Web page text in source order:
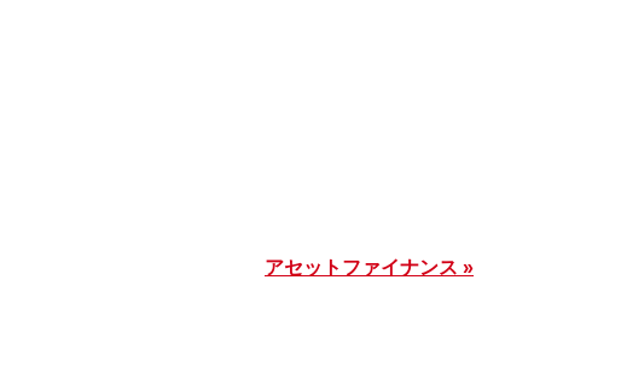
アセットファイナンス »